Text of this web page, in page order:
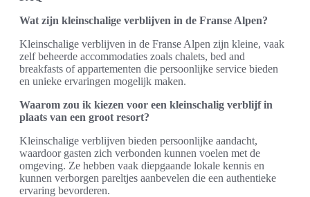
Wat zijn kleinschalige verblijven in de Franse Alpen?
Kleinschalige verblijven in de Franse Alpen zijn kleine, vaak
zelf beheerde accommodaties zoals chalets, bed and
breakfasts of appartementen die persoonlijke service bieden
en unieke ervaringen mogelijk maken.
Waarom zou ik kiezen voor een kleinschalig verblijf in
plaats van een groot resort?
Kleinschalige verblijven bieden persoonlijke aandacht,
waardoor gasten zich verbonden kunnen voelen met de
omgeving. Ze hebben vaak diepgaande lokale kennis en
kunnen verborgen pareltjes aanbevelen die een authentieke
ervaring bevorderen.